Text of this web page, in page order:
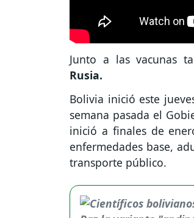
Junto a las vacunas
Rusia.
Bolivia inició este
semana pasada el
inició a finales de
enfermedades base,
transporte público.